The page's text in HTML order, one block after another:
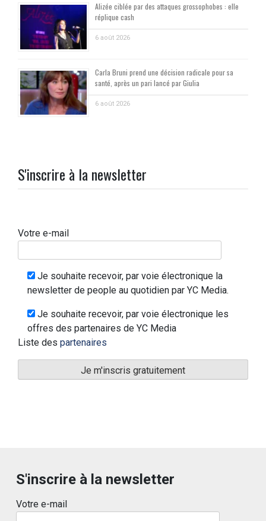
Alizée ciblée par des attaques grossophobes : elle
réplique cash
6 août 2026
Carla Bruni prend une décision radicale pour sa
santé, après un pari lancé par Giulia
6 août 2026
S'inscrire à la newsletter
Votre e-mail
Je souhaite recevoir, par voie électronique la
newsletter de people au quotidien par YC Media.
Je souhaite recevoir, par voie électronique les
offres des partenaires de YC Media
Liste des partenaires
S'inscrire à la newsletter
Votre e-mail